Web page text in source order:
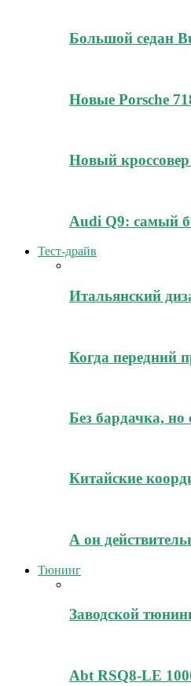
Большой седан
Новые Porsche
Новый
Audi Q9: самый
Тест-драйв
Итальянский
Когда передний
Без бардачка,
Китайские
А он
Тюнинг
Заводской
Abt RSQ8-LE